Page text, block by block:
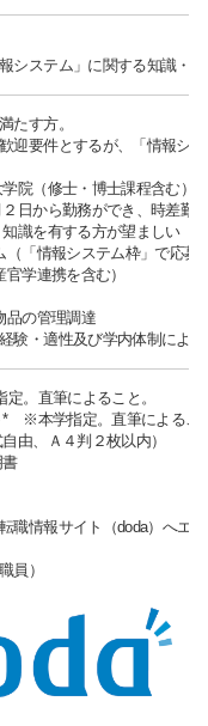
報システム」に関する知識・
たす方。
迎要件とするが、「情報シ
院（修士・博士課程含む）
日から勤務ができ、時差勤
識を有する方が望ましい
情報システム枠」で応募
連携を含む）
の管理調達
験・適性及び学内体制によ
。直筆によること。
※本学指定。直筆によるこ
由、Ａ４判２枚以内）
職情報サイト（doda）へエ
員）